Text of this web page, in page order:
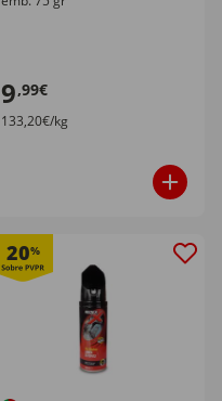
9,99€
133,20€/kg
20%